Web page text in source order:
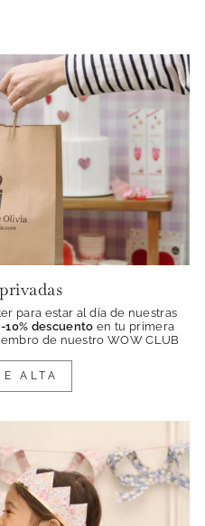
para estar al día de nuestras
-10% descuento en tu primera
de nuestro WOW CLUB
ALTA